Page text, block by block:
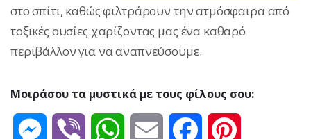
στο σπίτι, καθώς φιλτράρουν την ατμόσφαιρα από
τοξικές ουσίες χαρίζοντας μας ένα καθαρό
περιβάλλον για να αναπνεύσουμε.
Μοιράσου τα μυστικά με τους φίλους σου:
Messenger
Viber WhatsAppEmail Facebook